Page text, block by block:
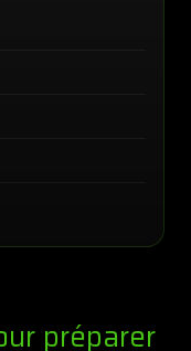
préparer